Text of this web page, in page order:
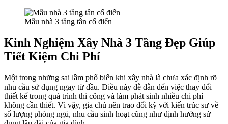
Mẫu nhà 3 tầng tân cổ điển
Kinh Nghiệm Xây Nhà 3 Tầng Đẹp Giúp
Tiết Kiệm Chi Phí
Một trong những sai lầm phổ biến khi xây nhà là chưa xác định rõ
nhu cầu sử dụng ngay từ đầu. Điều này dễ dẫn đến việc thay đổi
thiết kế trong quá trình thi công và làm phát sinh nhiều chi phí
không cần thiết. Vì vậy, gia chủ nên trao đổi kỹ với kiến trúc sư về
số lượng phòng ngủ, nhu cầu sinh hoạt cũng như định hướng sử